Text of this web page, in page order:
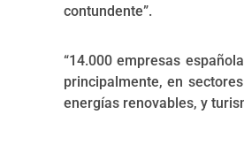
contundente”.
“14.000 empresas
principalmente, en
energías renovables, y